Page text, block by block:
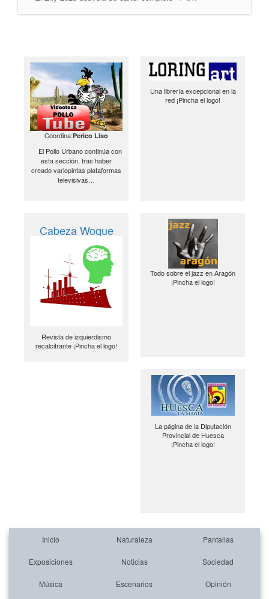
Coordina:Perico Liso
El Pollo Urbano continúa con
esta sección, tras haber
creado variopintas plataformas
televisivas…
Una librería excepcional en la
red ¡Pincha el logo!
Cabeza Woque
Revista de izquierdismo
recalcitrante ¡Pincha el logo!
Todo sobre el jazz en Aragón
¡Pincha el logo!
La página de la Diputación
Provincial de Huesca
¡Pincha el logo!
Inicio Naturaleza Pantallas
Exposiciones Noticias Sociedad
Música Escenarios Opinión